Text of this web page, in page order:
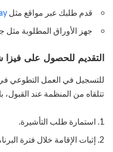
قدم طلبك عبر مواقع مثل
جهز الأوراق المطلوبة مثل
التقديم للحصول على فيزا
للتسجيل في العمل التطوعي
تتلقاه من المنظمة عند القبول،
استمارة طلب التأشيرة.
إثبات الإقامة خلال فترة